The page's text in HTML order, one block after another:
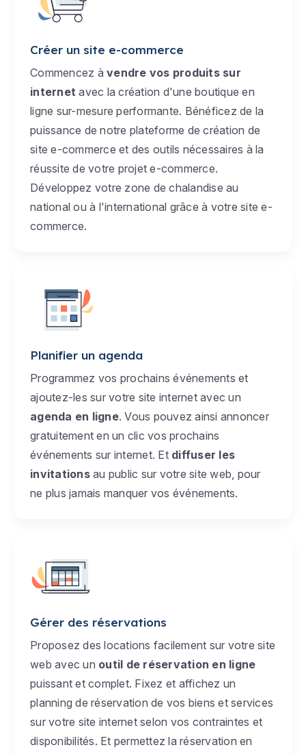
Créer un site e-commerce
Commencez à vendre vos produits sur
internet avec la création d'une boutique en
ligne sur-mesure performante. Bénéficez de la
puissance de notre plateforme de création de
site e-commerce et des outils nécessaires à la
réussite de votre projet e-commerce.
Développez votre zone de chalandise au
national ou à l'international grâce à votre site e-
commerce.
Planifier un agenda
Programmez vos prochains événements et
ajoutez-les sur votre site internet avec un
agenda en ligne. Vous pouvez ainsi annoncer
gratuitement en un clic vos prochains
événements sur internet. Et diffuser les
invitationsau public sur votre site web, pour
ne plus jamais manquer vos événements.
Gérer des réservations
Proposez des locations facilement sur votre site
web avec un outil de réservation en ligne
puissant et complet. Fixez et affichez un
planning de réservation de vos biens et services
sur votre site internet selon vos contraintes et
disponibilités. Et permettez la réservation en